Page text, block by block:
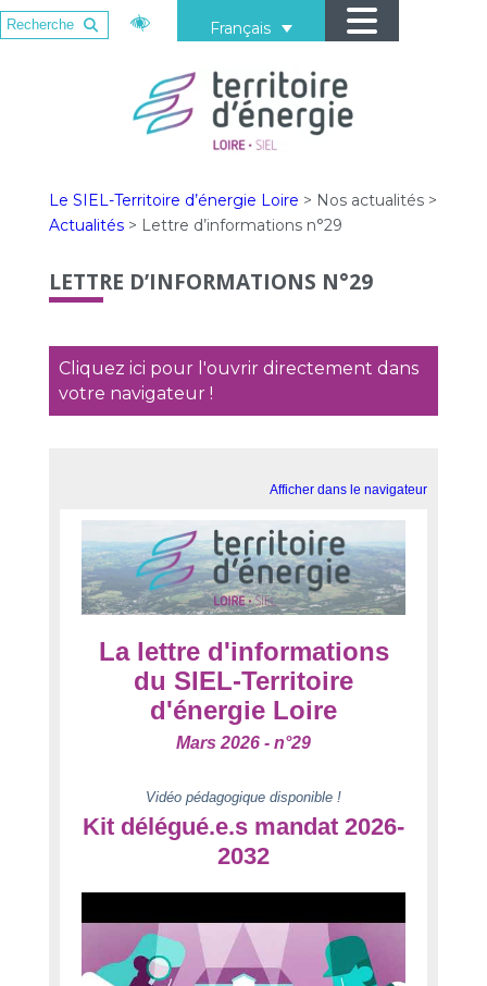
Français
Le SIEL-Territoire d’énergie Loire > Nos actualités>
Actualités > Lettre d’informations n°29
LETTRE D’INFORMATIONS N°29
Cliquez ici pour l'ouvrir directement dans
votre navigateur !